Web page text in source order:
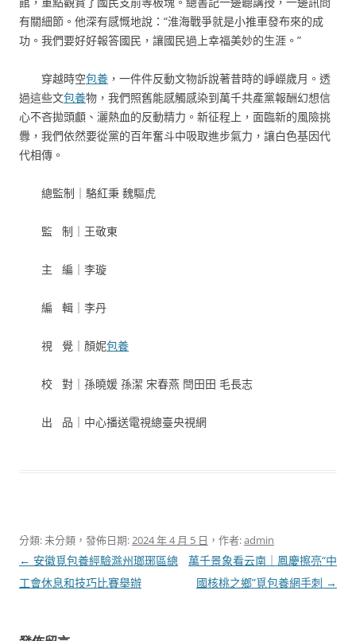
有關細節。他深有感慨地說：“淮海戰爭就是小推車發布來的成
功。我們要好好報答國民，讓國民過上幸福美妙的生涯。”
穿越時空包養 ，一件件反動文物訴說著昔時的崢嶸歲月。透
過這些文包養物，我們照舊能感觸感染到萬千共產黨報酬幻想信
心不吝拋頭顱、灑熱血的反動精力。新征程上，面臨新的風險挑
釁，我們依然要從黨的百年奮斗中吸取進步氣力，讓白色基因代
代相傳。
總監制｜駱紅秉 魏驅虎
監 制｜王敬東
主 編｜李璇
編 輯｜李丹
視 覺｜顏妮包養
校 對｜孫曉媛 孫潔 宋春燕 閆田田 毛長志
出 品｜中心播送電視總臺央視網
分類: 未分類，發佈日期:2024 年 4 月 5 日 ，作者:admin
文
章
← 安徽覓包養經驗滁州瑯琊區總
工會休息和技巧比賽舉辦
萬千景象看云南｜鳳慶擦亮“中
國核桃之鄉”覓包養網手刺 →